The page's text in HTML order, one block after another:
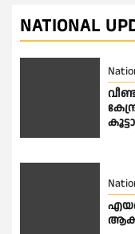
NATIONAL
എയർ